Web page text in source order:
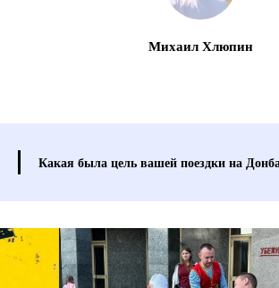
Михаил Хлюпин
Какая была цель вашей поездки на